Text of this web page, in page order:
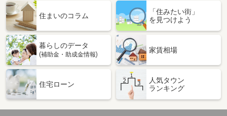
住まいのコラム
「住みたい街」
を見つけよう
暮らしのデータ
(補助金・助成金情報)
家賃相場
住宅ローン
人気タウン
ランキング